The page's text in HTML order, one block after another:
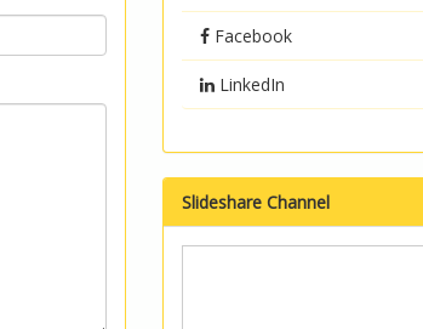
Facebook
LinkedIn
Slideshare Channel